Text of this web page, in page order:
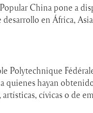
China pone a
en África,
Polytechnique
quienes hayan
cívicas o de